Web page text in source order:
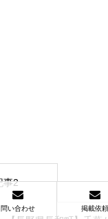
事2
問い合わせ 掲載依頼